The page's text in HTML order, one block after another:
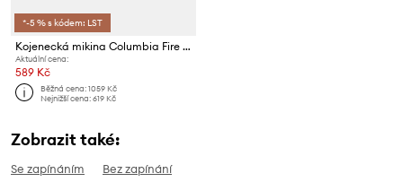
*-5 % s kódem: LST
Kojenecká mikina Columbia Fire Side
Aktuální cena:
589 Kč
Běžná cena:1059 Kč
Nejnižší cena:619 Kč
Zobrazit také:
Se zapínáním Bez zapínání